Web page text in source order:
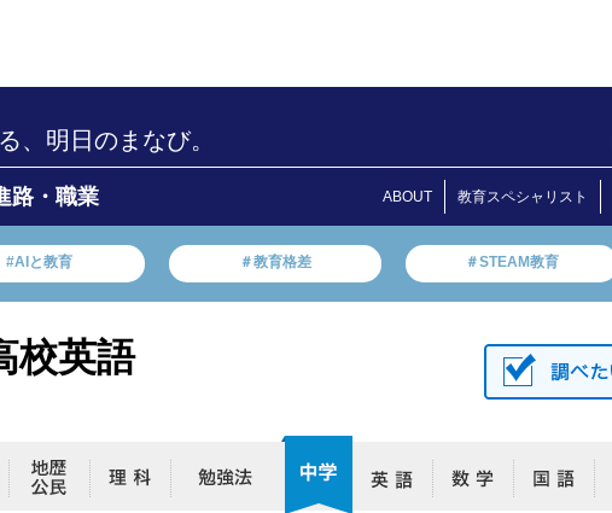
、明日のまなび。
路・職業 ABOUT 教育スペシャリスト
#AIと教育 ＃教育格差 ＃STEAM教育
校英語